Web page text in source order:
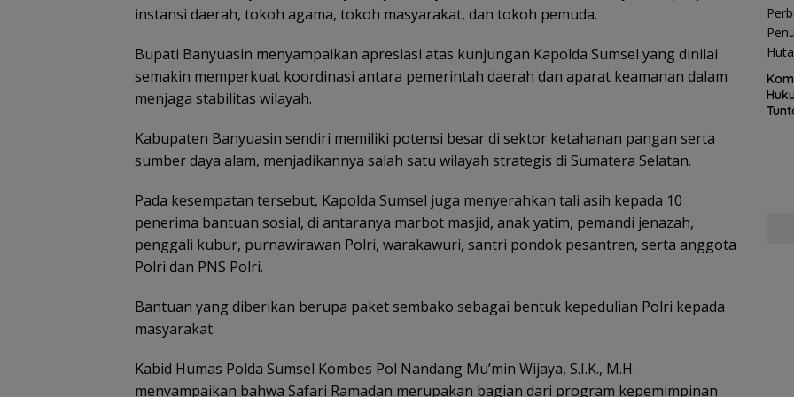
instansi daerah, tokoh agama, tokoh masyarakat, dan tokoh pemuda.
Bupati Banyuasin menyampaikan apresiasi atas kunjungan Kapolda Sumsel yang dinilai
semakin memperkuat koordinasi antara pemerintah daerah dan aparat keamanan dalam
menjaga stabilitas wilayah.
Kabupaten Banyuasin sendiri memiliki potensi besar di sektor ketahanan pangan serta
sumber daya alam, menjadikannya salah satu wilayah strategis di Sumatera Selatan.
Pada kesempatan tersebut, Kapolda Sumsel juga menyerahkan tali asih kepada 10
penerima bantuan sosial, di antaranya marbot masjid, anak yatim, pemandi jenazah,
penggali kubur, purnawirawan Polri, warakawuri, santri pondok pesantren, serta anggota
Polri dan PNS Polri.
Bantuan yang diberikan berupa paket sembako sebagai bentuk kepedulian Polri kepada
masyarakat.
Kabid Humas Polda Sumsel Kombes Pol Nandang Mu’min Wijaya, S.I.K., M.H.
menyampaikan bahwa Safari Ramadan merupakan bagian dari program kepemimpinan